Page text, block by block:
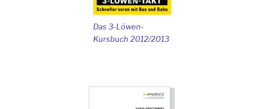
Das 3-Löwen-
Kursbuch 2012/2013